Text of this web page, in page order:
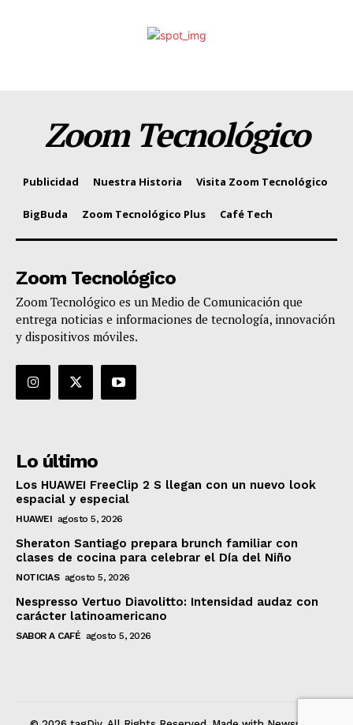
Zoom Tecnológico
Publicidad Nuestra Historia Visita Zoom Tecnológico
BigBuda Zoom Tecnológico Plus Café Tech
Zoom Tecnológico
Zoom Tecnológico es un Medio de Comunicación que
entrega noticias e informaciones de tecnología, innovación
y dispositivos móviles.
Lo último
Los HUAWEI FreeClip 2 S llegan con un nuevo look
espacial y especial
HUAWEI agosto 5, 2026
Sheraton Santiago prepara brunch familiar con
clases de cocina para celebrar el Día del Niño
NOTICIAS agosto 5, 2026
Nespresso Vertuo Diavolitto: Intensidad audaz con
carácter latinoamericano
SABOR A CAFÉ agosto 5, 2026